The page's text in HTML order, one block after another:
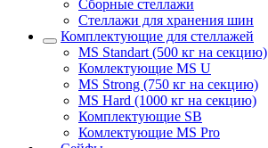
Сборные стеллажи
Стеллажи для хранения шин
Комплектующие для стеллажей
MS Standart (500 кг на секцию)
Комлектующие MS U
MS Strong (750 кг на секцию)
MS Hard (1000 кг на секцию)
Комплектующие SB
Комлектующие MS Pro